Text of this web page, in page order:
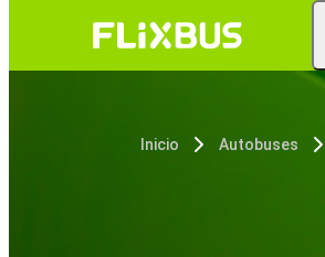
Inicio Autobuses